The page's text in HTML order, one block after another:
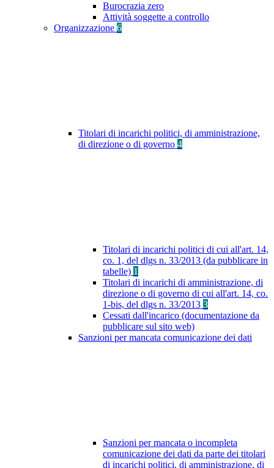
Burocrazia zero
Attività soggette a controllo
Organizzazione 6
Titolari di incarichi politici, di amministrazione,
di direzione o di governo 4
Titolari di incarichi politici di cui all'art. 14,
co. 1, del dlgs n. 33/2013 (da pubblicare in
tabelle) 1
Titolari di incarichi di amministrazione, di
direzione o di governo di cui all'art. 14, co.
1-bis, del dlgs n. 33/2013 3
Cessati dall'incarico (documentazione da
pubblicare sul sito web)
Sanzioni per mancata comunicazione dei dati
Sanzioni per mancata o incompleta
comunicazione dei dati da parte dei titolari
di incarichi politici, di amministrazione, di